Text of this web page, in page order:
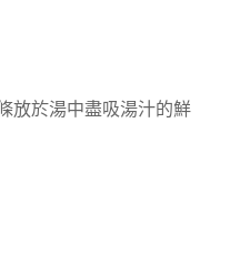
放於湯中盡吸湯汁的鮮